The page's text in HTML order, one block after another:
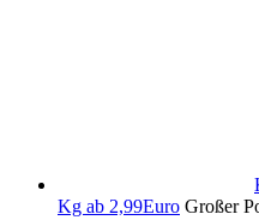
Kg ab 2,99Euro Großer